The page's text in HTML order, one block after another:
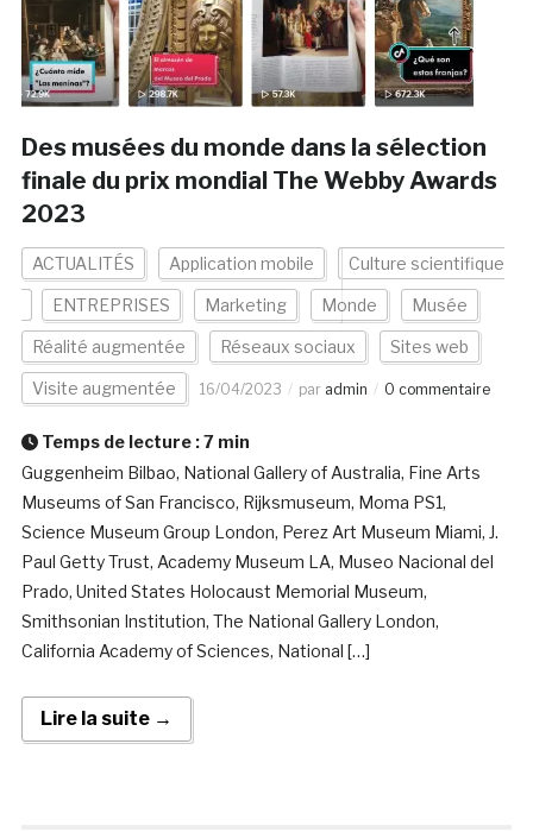
Des musées du monde dans la sélection
finale du prix mondial The Webby Awards
2023
ACTUALITÉS Application mobile Culture scientifique
ENTREPRISES Marketing Monde Musée
Réalité augmentée Réseaux sociaux Sites web
Visite augmentée 16/04/2023 par admin 0 commentaire
Temps de lecture :7 min
Guggenheim Bilbao, National Gallery of Australia, Fine Arts
Museums of San Francisco, Rijksmuseum, Moma PS1,
Science Museum Group London, Perez Art Museum Miami, J.
Paul Getty Trust, Academy Museum LA, Museo Nacional del
Prado, United States Holocaust Memorial Museum,
Smithsonian Institution, The National Gallery London,
California Academy of Sciences, National […]
Lire la suite →